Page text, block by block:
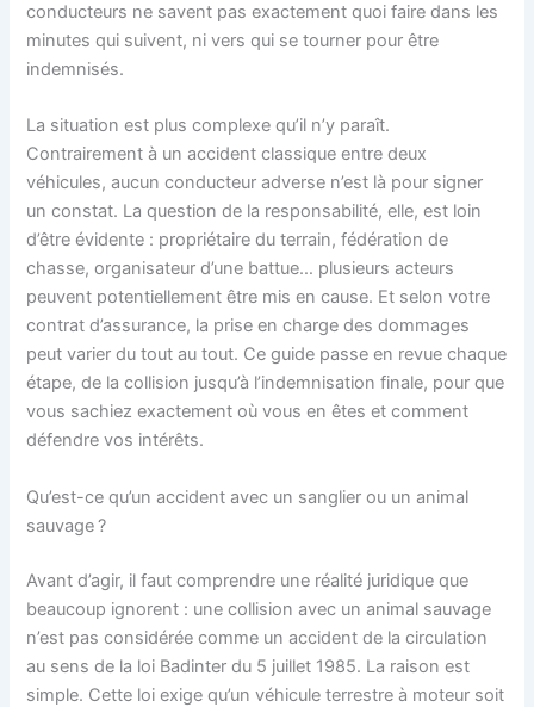
conducteurs ne savent pas exactement quoi faire dans les
minutes qui suivent, ni vers qui se tourner pour être
indemnisés.
La situation est plus complexe qu’il n’y paraît.
Contrairement à un accident classique entre deux
véhicules, aucun conducteur adverse n’est là pour signer
un constat. La question de la responsabilité, elle, est loin
d’être évidente : propriétaire du terrain, fédération de
chasse, organisateur d’une battue… plusieurs acteurs
peuvent potentiellement être mis en cause. Et selon votre
contrat d’assurance, la prise en charge des dommages
peut varier du tout au tout. Ce guide passe en revue chaque
étape, de la collision jusqu’à l’indemnisation finale, pour que
vous sachiez exactement où vous en êtes et comment
défendre vos intérêts.
Qu’est-ce qu’un accident avec un sanglier ou un animal
sauvage ?
Avant d’agir, il faut comprendre une réalité juridique que
beaucoup ignorent : une collision avec un animal sauvage
n’est pas considérée comme un accident de la circulation
au sens de la loi Badinter du 5 juillet 1985. La raison est
simple. Cette loi exige qu’un véhicule terrestre à moteur soit